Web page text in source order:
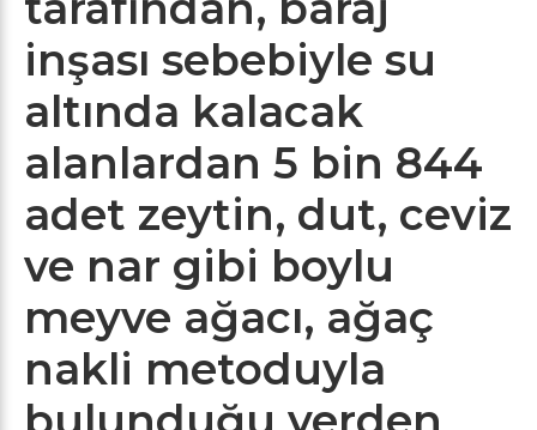
inşası sebebiyle su
altında kalacak
alanlardan 5 bin 844
adet zeytin, dut, ceviz
ve nar gibi boylu
meyve ağacı, ağaç
nakli metoduyla